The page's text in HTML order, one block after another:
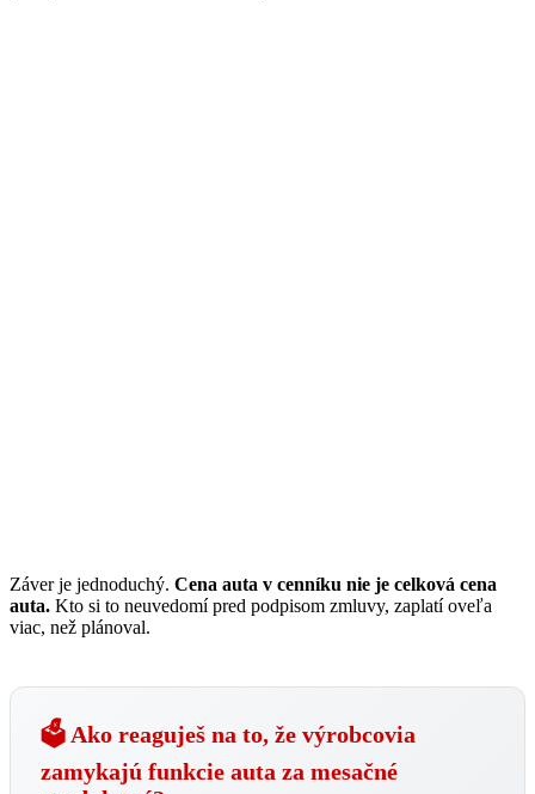
Záver je jednoduchý. Cena auta v cenníku nie je celková cena
auta. Kto si to neuvedomí pred podpisom zmluvy, zaplatí oveľa
viac, než plánoval.
🗳️ Ako reaguješ na to, že výrobcovia
zamykajú funkcie auta za mesačné